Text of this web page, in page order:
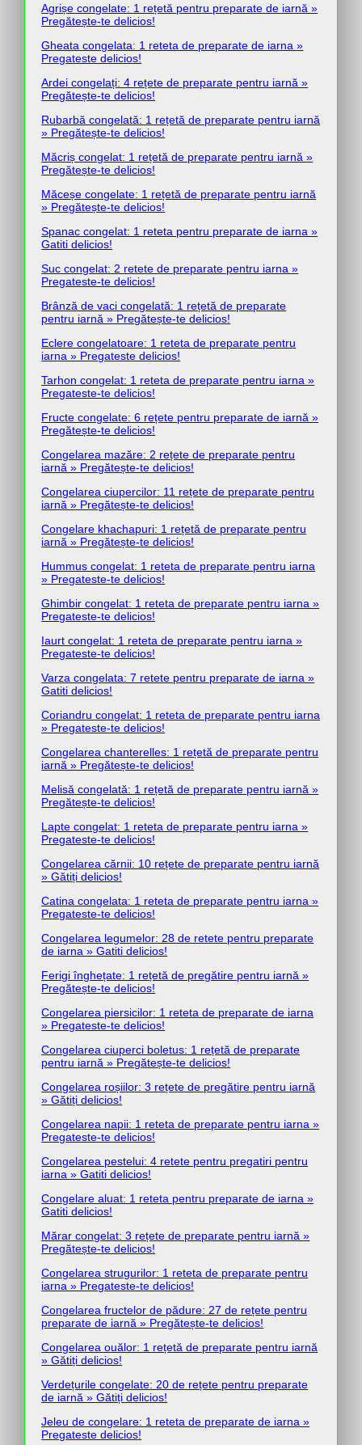
Agrișe congelate: 1 rețetă pentru preparate de iarnă »
Pregătește-te delicios!
Gheata congelata: 1 reteta de preparate de iarna »
Pregateste delicios!
Ardei congelați: 4 rețete de preparate pentru iarnă »
Pregătește-te delicios!
Rubarbă congelată: 1 rețetă de preparate pentru iarnă
» Pregătește-te delicios!
Măcriș congelat: 1 rețetă de preparate pentru iarnă »
Pregătește-te delicios!
Măceșe congelate: 1 rețetă de preparate pentru iarnă
» Pregătește-te delicios!
Spanac congelat: 1 reteta pentru preparate de iarna »
Gatiti delicios!
Suc congelat: 2 retete de preparate pentru iarna »
Pregateste-te delicios!
Brânză de vaci congelată: 1 rețetă de preparate
pentru iarnă » Pregătește-te delicios!
Eclere congelatoare: 1 reteta de preparate pentru
iarna » Pregateste delicios!
Tarhon congelat: 1 reteta de preparate pentru iarna »
Pregateste-te delicios!
Fructe congelate: 6 rețete pentru preparate de iarnă »
Pregătește-te delicios!
Congelarea mazăre: 2 rețete de preparate pentru
iarnă » Pregătește-te delicios!
Congelarea ciupercilor: 11 rețete de preparate pentru
iarnă » Pregătește-te delicios!
Congelare khachapuri: 1 rețetă de preparate pentru
iarnă » Pregătește-te delicios!
Hummus congelat: 1 reteta de preparate pentru iarna
» Pregateste-te delicios!
Ghimbir congelat: 1 reteta de preparate pentru iarna »
Pregateste-te delicios!
Iaurt congelat: 1 reteta de preparate pentru iarna »
Pregateste-te delicios!
Varza congelata: 7 retete pentru preparate de iarna »
Gatiti delicios!
Coriandru congelat: 1 reteta de preparate pentru iarna
» Pregateste-te delicios!
Congelarea chanterelles: 1 rețetă de preparate pentru
iarnă » Pregătește-te delicios!
Melisă congelată: 1 rețetă de preparate pentru iarnă »
Pregătește-te delicios!
Lapte congelat: 1 reteta de preparate pentru iarna »
Pregateste-te delicios!
Congelarea cărnii: 10 rețete de preparate pentru iarnă
» Gătiți delicios!
Catina congelata: 1 reteta de preparate pentru iarna »
Pregateste-te delicios!
Congelarea legumelor: 28 de retete pentru preparate
de iarna » Gatiti delicios!
Ferigi înghețate: 1 rețetă de pregătire pentru iarnă »
Pregătește-te delicios!
Congelarea piersicilor: 1 reteta de preparate de iarna
» Pregateste-te delicios!
Congelarea ciuperci boletus: 1 rețetă de preparate
pentru iarnă » Pregătește-te delicios!
Congelarea roșiilor: 3 rețete de pregătire pentru iarnă
» Gătiți delicios!
Congelarea napii: 1 reteta de preparate pentru iarna »
Pregateste-te delicios!
Congelarea pestelui: 4 retete pentru pregatiri pentru
iarna » Gatiti delicios!
Congelare aluat: 1 reteta pentru preparate de iarna »
Gatiti delicios!
Mărar congelat: 3 rețete de preparate pentru iarnă »
Pregătește-te delicios!
Congelarea strugurilor: 1 reteta de preparate pentru
iarna » Pregateste-te delicios!
Congelarea fructelor de pădure: 27 de rețete pentru
preparate de iarnă » Pregătește-te delicios!
Congelarea ouălor: 1 rețetă de preparate pentru iarnă
» Gătiți delicios!
Verdețurile congelate: 20 de rețete pentru preparate
de iarnă » Gătiți delicios!
Jeleu de congelare: 1 reteta de preparate de iarna »
Pregateste delicios!